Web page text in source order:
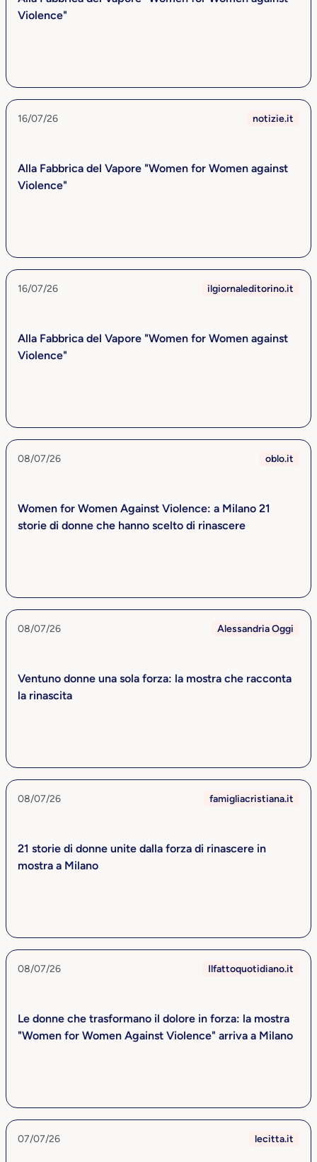
Violence"
16/07/26 notizie.it
Alla Fabbrica del Vapore "Women for Women against
Violence"
16/07/26 ilgiornaleditorino.it
Alla Fabbrica del Vapore "Women for Women against
Violence"
08/07/26 oblo.it
Women for Women Against Violence: a Milano 21
storie di donne che hanno scelto di rinascere
08/07/26 Alessandria Oggi
Ventuno donne una sola forza: la mostra che racconta
la rinascita
08/07/26 famigliacristiana.it
21 storie di donne unite dalla forza di rinascere in
mostra a Milano
08/07/26 Ilfattoquotidiano.it
Le donne che trasformano il dolore in forza: la mostra
"Women for Women Against Violence" arriva a Milano
07/07/26 lecitta.it